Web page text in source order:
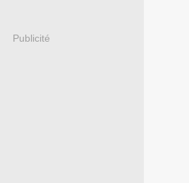
Publicité